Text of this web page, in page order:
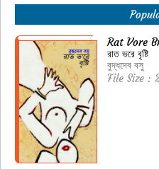
Rat Vore
রাত ভরে বৃষ্টি
বুদ্ধদেব বসু
File Size :